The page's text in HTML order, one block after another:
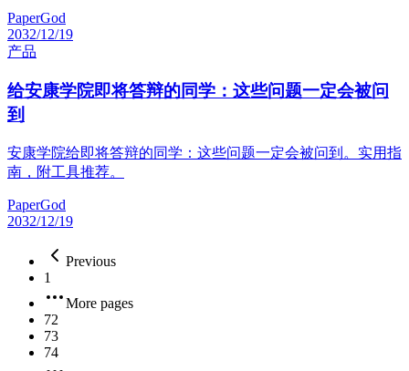
PaperGod
2032/12/19
产品
给安康学院即将答辩的同学：这些问题一定会被问
到
安康学院给即将答辩的同学：这些问题一定会被问到。实用指
南，附工具推荐。
PaperGod
2032/12/19
Previous
1
More pages
72
73
74